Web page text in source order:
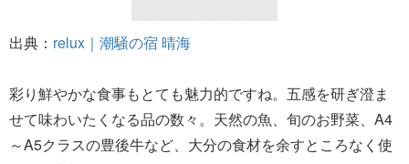
出典： relux｜潮騒の宿 晴海
彩り鮮やかな食事もとても魅力的ですね。五感を研ぎ澄ま
せて味わいたくなる品の数々。天然の魚、旬のお野菜、A4
～A5クラスの豊後牛など、大分の食材を余すところなく使